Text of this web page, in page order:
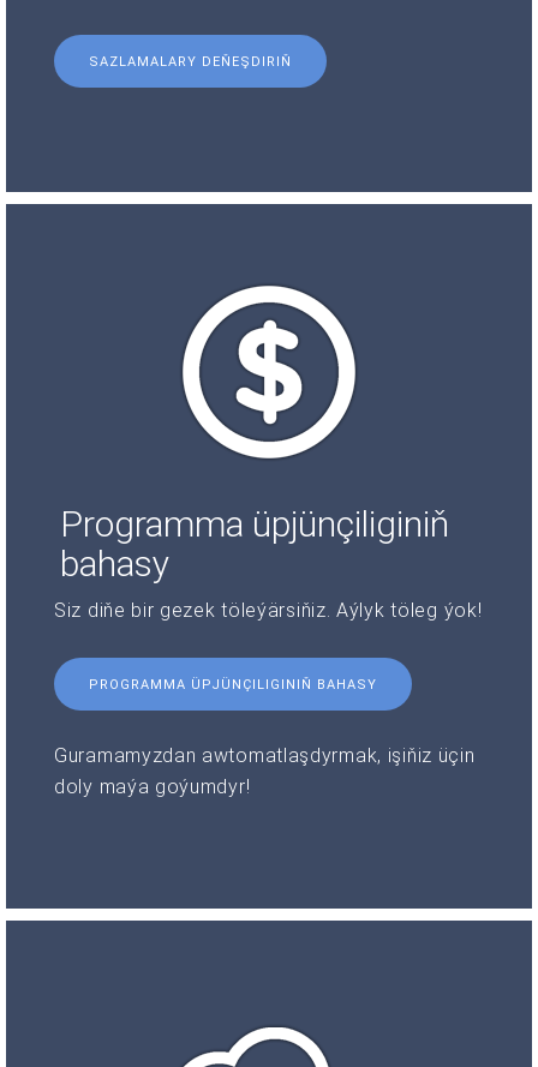
SAZLAMALARY DEŇEŞDIRIŇ
Programma üpjünçiliginiň
bahasy
Siz diňe bir gezek töleýärsiňiz. Aýlyk töleg ýok!
PROGRAMMA ÜPJÜNÇILIGINIŇ BAHASY
Guramamyzdan awtomatlaşdyrmak, işiňiz üçin
doly maýa goýumdyr!